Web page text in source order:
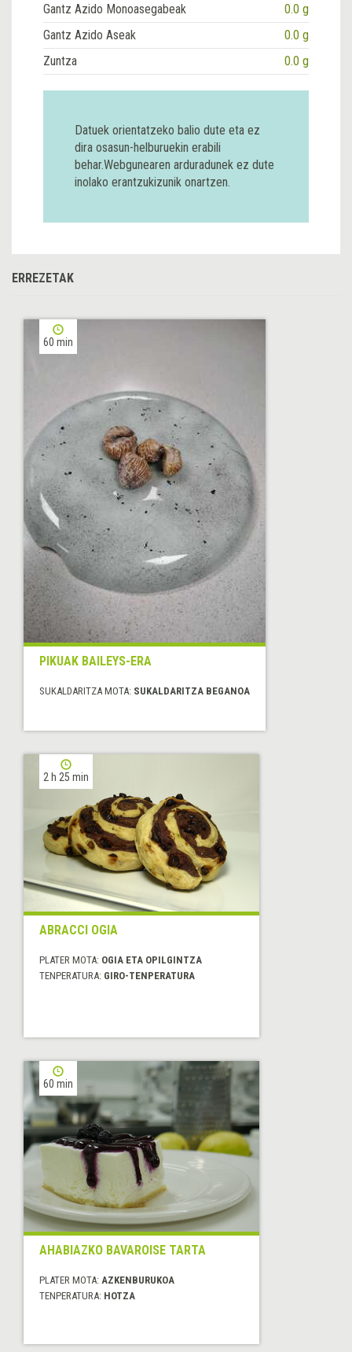
Gantz Azido Monoasegabeak
0.0 g
Gantz Azido Aseak
0.0 g
Zuntza
0.0 g
Datuek orientatzeko balio dute eta ez
dira osasun-helburuekin erabili
behar.Webgunearen arduradunek ez dute
inolako erantzukizunik onartzen.
ERREZETAK
60 min
PIKUAK BAILEYS-ERA
SUKALDARITZA MOTA: SUKALDARITZA BEGANOA
2 h 25 min
ABRACCI OGIA
PLATER MOTA: OGIA ETA OPILGINTZA
TENPERATURA: GIRO-TENPERATURA
60 min
AHABIAZKO BAVAROISE TARTA
PLATER MOTA: AZKENBURUKOA
TENPERATURA: HOTZA